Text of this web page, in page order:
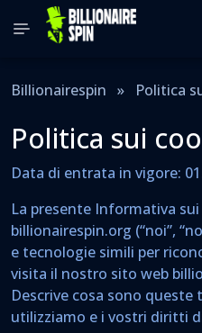
Billionairespin » Politica
Politica sui
Data di entrata in vigore:
La presente Informativa
billionairespin.org (“noi”,
e tecnologie simili per
visita il nostro sito web
Descrive cosa sono queste
utilizziamo e i vostri diritti